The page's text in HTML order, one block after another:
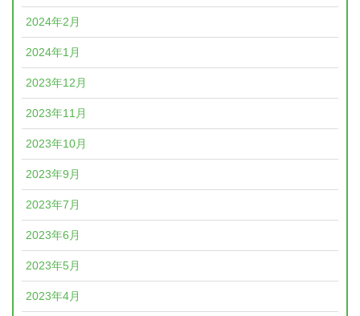
2024年2月
2024年1月
2023年12月
2023年11月
2023年10月
2023年9月
2023年7月
2023年6月
2023年5月
2023年4月